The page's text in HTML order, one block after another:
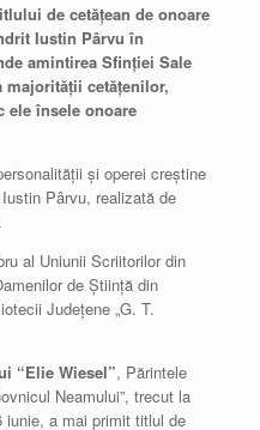
de cetăţean de onoare
Iustin Pârvu în
amintirea Sfinţiei Sale
majorităţii cetăţenilor,
ele însele onoare
şi operei creştine
Pârvu, realizată de
al Uniunii Scriitorilor din
de Ştiinţă din
Judeţene „G. T.
“Elie Wiesel”, Părintele
Neamului”, trecut la
a mai primit titlul de